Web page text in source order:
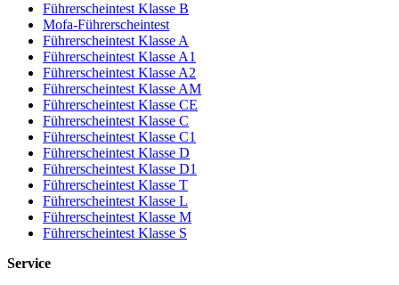
Führerscheintest Klasse B
Mofa-Führerscheintest
Führerscheintest Klasse A
Führerscheintest Klasse A1
Führerscheintest Klasse A2
Führerscheintest Klasse AM
Führerscheintest Klasse CE
Führerscheintest Klasse C
Führerscheintest Klasse C1
Führerscheintest Klasse D
Führerscheintest Klasse D1
Führerscheintest Klasse T
Führerscheintest Klasse L
Führerscheintest Klasse M
Führerscheintest Klasse S
Service